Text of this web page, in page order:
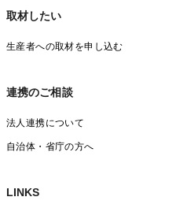
取材したい
生産者への取材を申し込む
連携のご相談
法人連携について
自治体・省庁の方へ
LINKS